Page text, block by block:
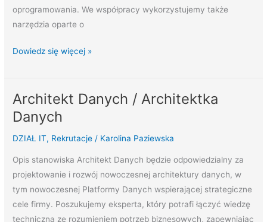
oprogramowania. We współpracy wykorzystujemy także
narzędzia oparte o
Dowiedz się więcej »
Architekt Danych / Architektka
Danych
DZIAŁ IT, Rekrutacje / Karolina Paziewska
Opis stanowiska Architekt Danych będzie odpowiedzialny za
projektowanie i rozwój nowoczesnej architektury danych, w
tym nowoczesnej Platformy Danych wspierającej strategiczne
cele firmy. Poszukujemy eksperta, który potrafi łączyć wiedzę
techniczną ze rozumieniem potrzeb biznesowych, zapewniając
Architekt
Danych
Architektka
Danych